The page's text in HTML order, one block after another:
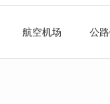
航空机场 公